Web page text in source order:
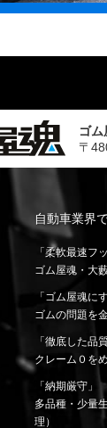
ゴ
〒
自動車業界
「柔軟最速フ
ゴム屋魂・大
「ゴム屋魂に
ゴムの問題を
「徹底した品
クレーム０を
「納期厳守」
多品種・少量
理）